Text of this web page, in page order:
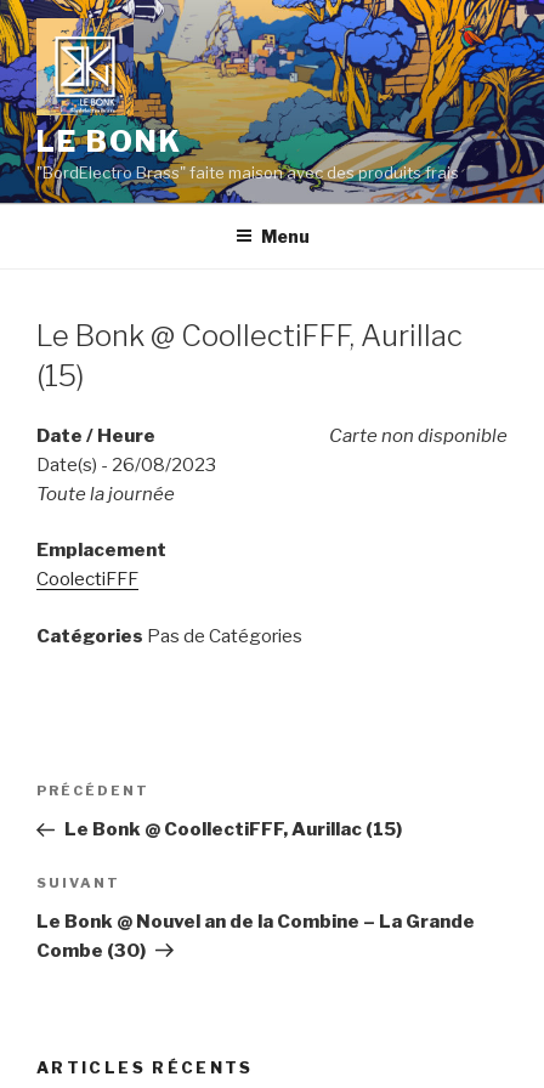
Aller
au
contenu
principal
LE BONK
"BordElectro Brass" faite maison avec des produits frais
Menu
Le Bonk @ CoollectiFFF, Aurillac
(15)
Carte non disponible
Date / Heure
Date(s) - 26/08/2023
Toute la journée
Emplacement
CoolectiFFF
Catégories Pas de Catégories
Navigation
l’article
Article
précédent
PRÉCÉDENT
Le Bonk @ CoollectiFFF, Aurillac (15)
Article
suivant
SUIVANT
Le Bonk @ Nouvel an de la Combine – La Grande
Combe (30)
ARTICLES RÉCENTS